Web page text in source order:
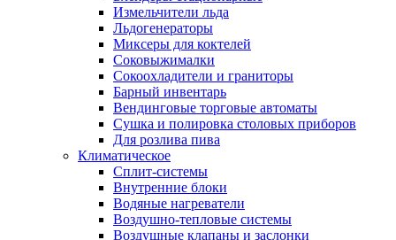
Измельчители льда
Льдогенераторы
Миксеры для коктелей
Соковыжималки
Сокоохладители и граниторы
Барный инвентарь
Вендинговые торговые автоматы
Сушка и полировка столовых приборов
Для розлива пива
Климатическое
Сплит-системы
Внутренние блоки
Водяные нагреватели
Воздушно-тепловые системы
Воздушные клапаны и заслонки